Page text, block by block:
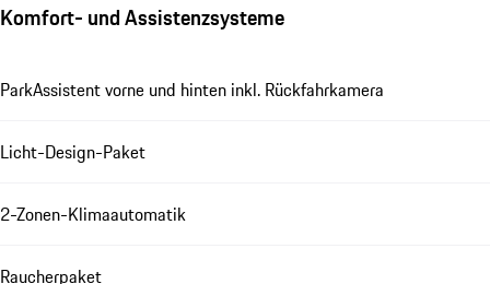
Komfort- und Assistenzsysteme
ParkAssistent vorne und hinten inkl. Rückfahrkamera
Licht-Design-Paket
2-Zonen-Klimaautomatik
Raucherpaket